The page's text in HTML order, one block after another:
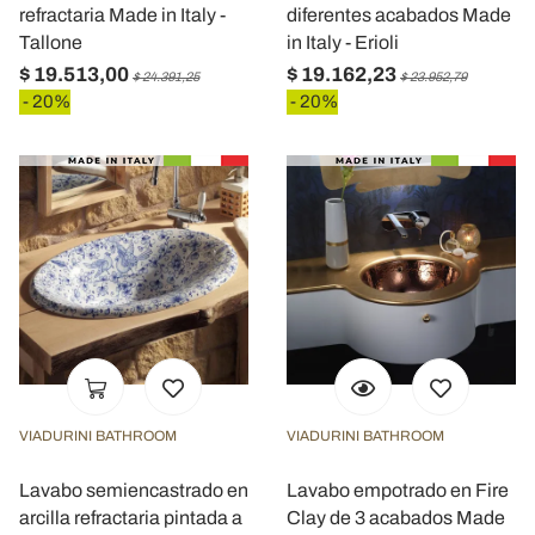
refractaria Made in Italy -
Tallone
$ 19.513,00 $ 24.391,25
- 20%
diferentes acabados Made
in Italy - Erioli
$ 19.162,23 $ 23.952,79
- 20%
VIADURINI BATHROOM
Lavabo semiencastrado en
arcilla refractaria pintada a
VIADURINI BATHROOM
Lavabo empotrado en Fire
Clay de 3 acabados Made